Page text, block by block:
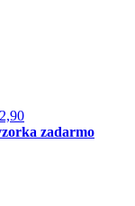
zadarmo